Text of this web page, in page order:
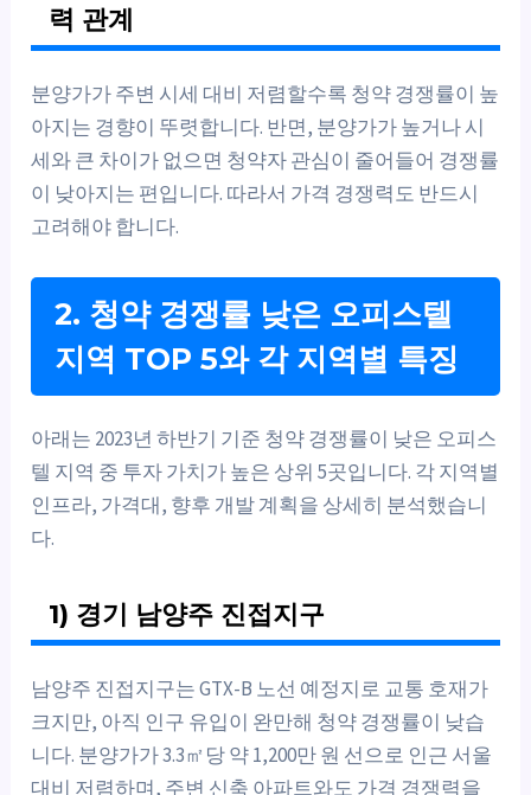
력 관계
분양가가 주변 시세 대비 저렴할수록 청약 경쟁률이 높
아지는 경향이 뚜렷합니다. 반면, 분양가가 높거나 시
세와 큰 차이가 없으면 청약자 관심이 줄어들어 경쟁률
이 낮아지는 편입니다. 따라서 가격 경쟁력도 반드시
고려해야 합니다.
2. 청약 경쟁률 낮은 오피스텔
지역 TOP 5와 각 지역별 특징
아래는 2023년 하반기 기준 청약 경쟁률이 낮은 오피스
텔 지역 중 투자 가치가 높은 상위 5곳입니다. 각 지역별
인프라, 가격대, 향후 개발 계획을 상세히 분석했습니
다.
1) 경기 남양주 진접지구
남양주 진접지구는 GTX-B 노선 예정지로 교통 호재가
크지만, 아직 인구 유입이 완만해 청약 경쟁률이 낮습
니다. 분양가가 3.3㎡당 약 1,200만 원 선으로 인근 서울
대비 저렴하며, 주변 신축 아파트와도 가격 경쟁력을